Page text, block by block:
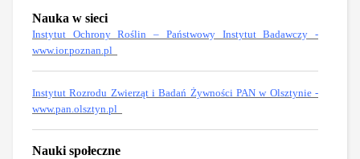
Nauka w sieci
Instytut Ochrony Roślin – Państwowy Instytut Badawczy -
www.ior.poznan.pl
Instytut Rozrodu Zwierząt i Badań Żywności PAN w Olsztynie -
www.pan.olsztyn.pl
Nauki społeczne